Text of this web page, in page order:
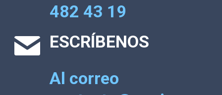
482 43 19
ESCRÍBENOS
Al correo